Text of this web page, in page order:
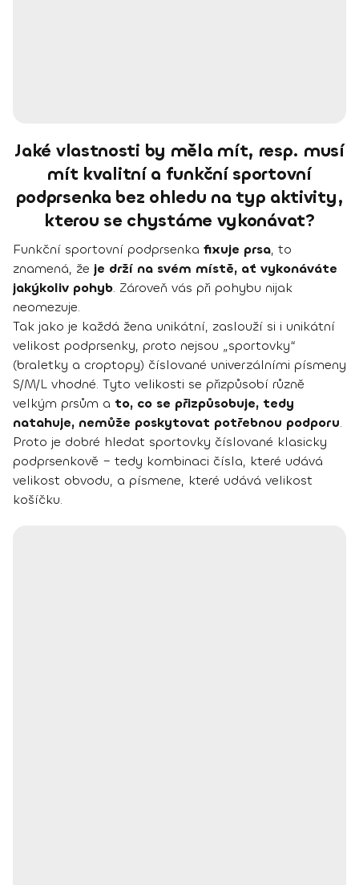
Jaké vlastnosti by měla mít, resp. musí
mít kvalitní a funkční sportovní
podprsenka bez ohledu na typ aktivity,
kterou se chystáme vykonávat?
Funkční sportovní podprsenka fixuje prsa, to
znamená, že je drží na svém místě, ať vykonáváte
jakýkoliv pohyb. Zároveň vás při pohybu nijak
neomezuje.
Tak jako je každá žena unikátní, zaslouží si i unikátní
velikost podprsenky, proto nejsou „sportovky“
(braletky a croptopy) číslované univerzálními písmeny
S/M/L vhodné. Tyto velikosti se přizpůsobí různě
velkým prsům a to, co se přizpůsobuje, tedy
natahuje, nemůže poskytovat potřebnou podporu.
Proto je dobré hledat sportovky číslované klasicky
podprsenkově – tedy kombinaci čísla, které udává
velikost obvodu, a písmene, které udává velikost
košíčku.